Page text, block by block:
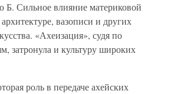
Б. Сильное влияние материковой
вазописи и других
«Ахеизация», судя по
затронула и культуру широких
роль в передаче ахейских